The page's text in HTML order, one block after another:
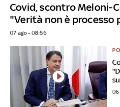
Covid, scontro Meloni-
"Verità non è processo
07 ago - 08:56
06